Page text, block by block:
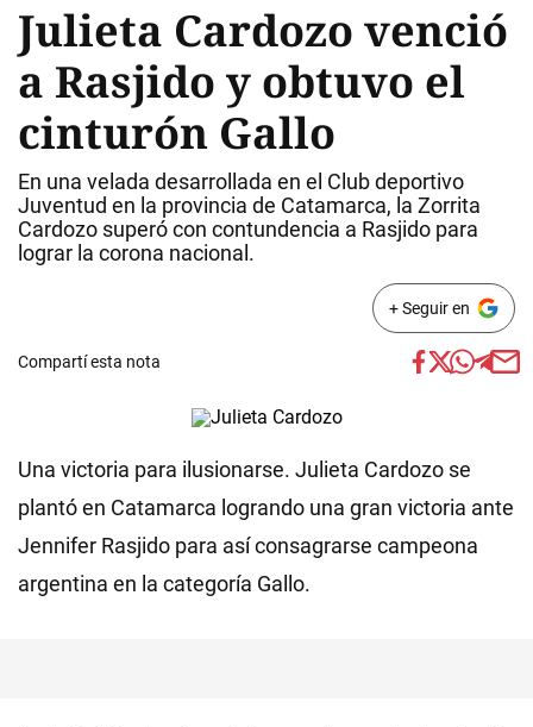
Julieta Cardozo venció
a Rasjido y obtuvo el
cinturón Gallo
En una velada desarrollada en el Club deportivo
Juventud en la provincia de Catamarca, la Zorrita
Cardozo superó con contundencia a Rasjido para
lograr la corona nacional.
+ Seguir en
Compartí esta nota
Una victoria para ilusionarse. Julieta Cardozo se
plantó en Catamarca logrando una gran victoria ante
Jennifer Rasjido para así consagrarse campeona
argentina en la categoría Gallo.